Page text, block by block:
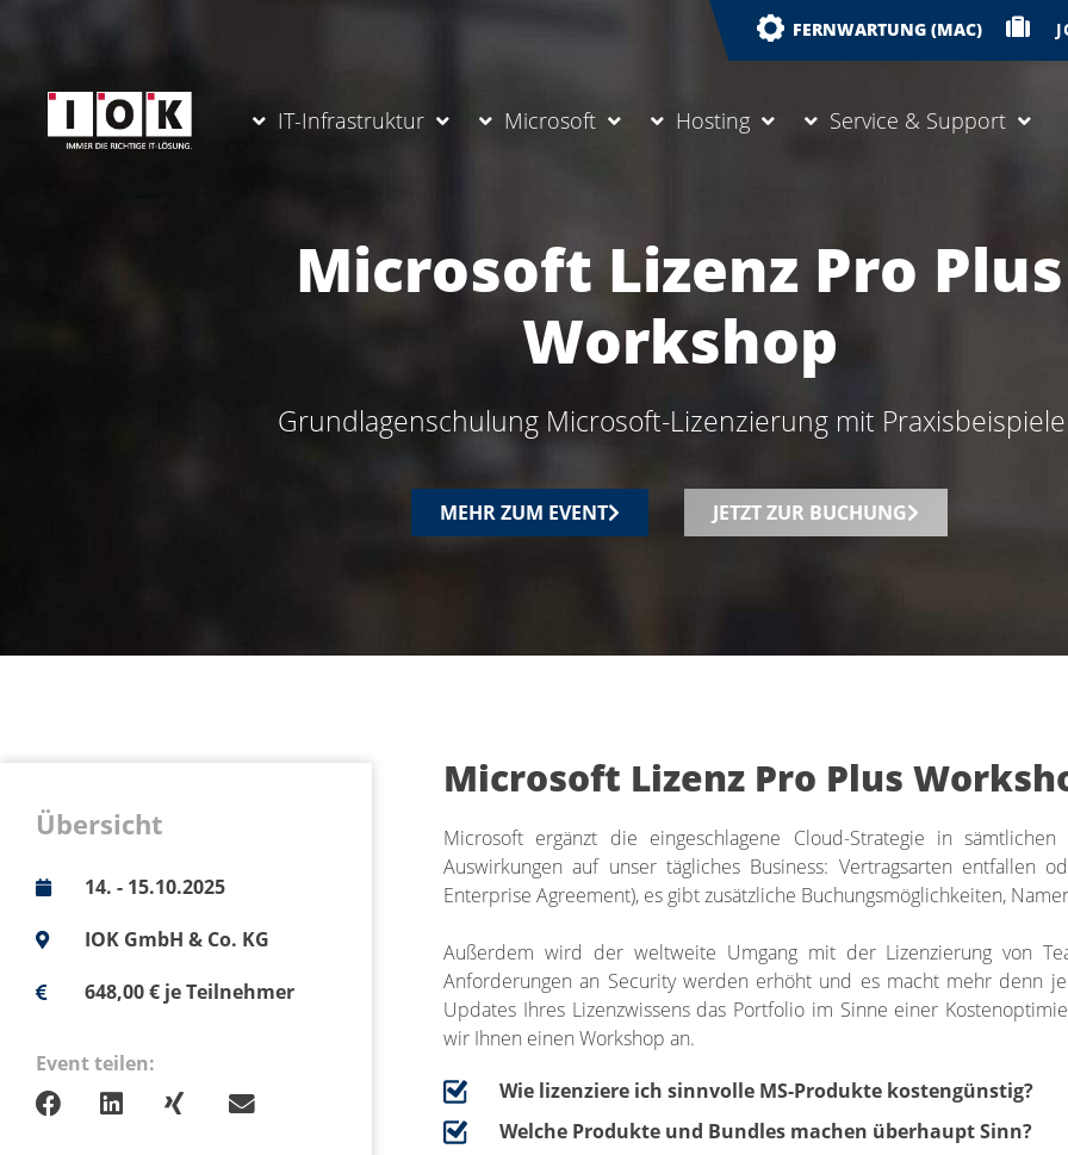
FERNWARTUNG (MAC)
IT-Infrastruktur Microsoft Hosting Service & Support
Microsoft Lizenz Pro Plus
Workshop
Grundlagenschulung Microsoft-Lizenzierung mit
MEHR ZUM EVENT JETZT ZUR BUCHUNG
Übersicht
14. - 15.10.2025
IOK GmbH & Co. KG
648,00 € je Teilnehmer
Event teilen:
Microsoft Lizenz Pro Plus
Microsoft ergänzt die eingeschlagene Cloud-Strategie in
Auswirkungen auf unser tägliches Business: Vertragsarten entfallen
Enterprise Agreement), es gibt zusätzliche Buchungsmöglichkeiten,
Außerdem wird der weltweite Umgang mit der Lizenzierung von
Anforderungen an Security werden erhöht und es macht mehr denn
Updates Ihres Lizenzwissens das Portfolio im Sinne einer
wir Ihnen einen Workshop an.
Wie lizenziere ich sinnvolle MS-Produkte kostengünstig?
Welche Produkte und Bundles machen überhaupt Sinn?